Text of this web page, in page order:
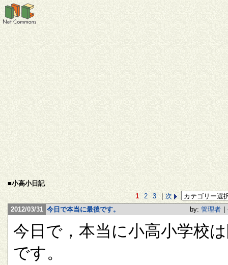
■小高小日記
1
2 3
次
2012/03/31 今日で本当に最後です。 by: 管理者
今日で，本当に小高小学校
です。